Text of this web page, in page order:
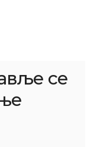
се